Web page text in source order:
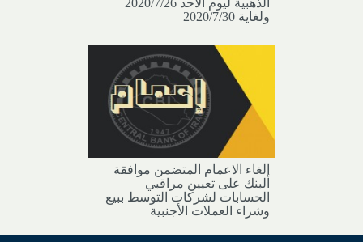
ولغاية 2020/7/30
إلغاء الاعمام المتضمن موافقة
البنك على تعيين مراقبي
الحسابات لشركات التوسط ببيع
وشراء العملات الأجنبية